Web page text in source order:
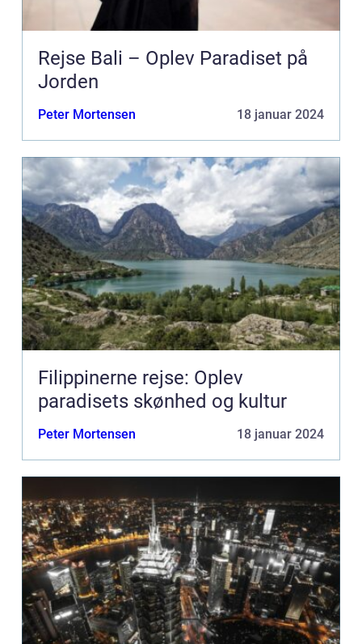
Rejse Bali – Oplev Paradiset på
Jorden
Peter Mortensen 18 januar 2024
Filippinerne rejse: Oplev
paradisets skønhed og kultur
Peter Mortensen 18 januar 2024